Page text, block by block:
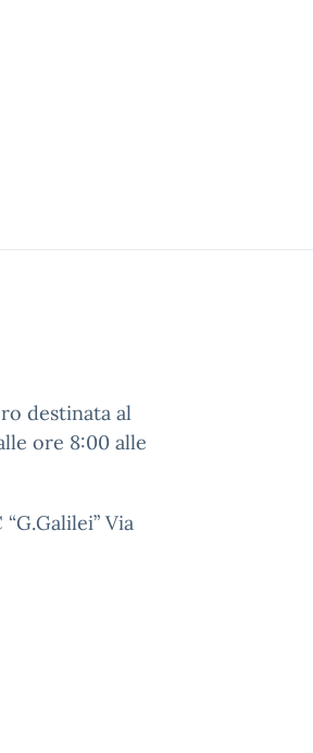
destinata al
ore 8:00 alle
“G.Galilei” Via